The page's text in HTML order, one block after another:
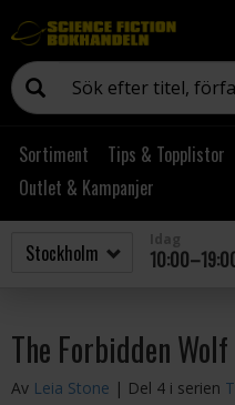
Sortiment Tips & Topplistor
Outlet & Kampanjer
The Forbidden
Av Leia Stone | Del 4 i serien